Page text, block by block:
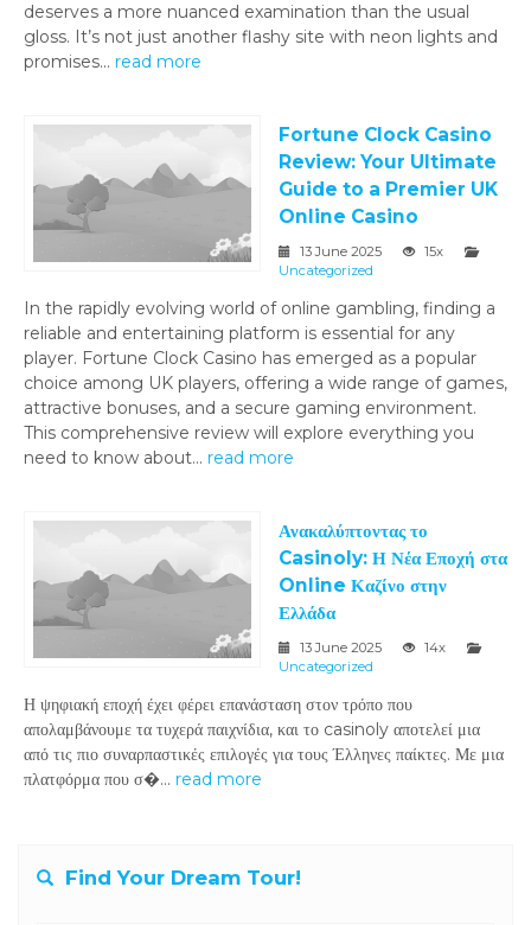
deserves a more nuanced examination than the usual
gloss. It’s not just another flashy site with neon lights and
promises... read more
Fortune Clock Casino
Review: Your Ultimate
Guide to a Premier UK
Online Casino
13 June 2025
15x
Uncategorized
In the rapidly evolving world of online gambling, finding a
reliable and entertaining platform is essential for any
player. Fortune Clock Casino has emerged as a popular
choice among UK players, offering a wide range of games,
attractive bonuses, and a secure gaming environment.
This comprehensive review will explore everything you
need to know about... read more
Ανακαλύπτοντας το
Casinoly: Η Νέα Εποχή στα
Online Καζίνο στην
Ελλάδα
13 June 2025
14x
Uncategorized
Η ψηφιακή εποχή έχει φέρει επανάσταση στον τρόπο που
απολαμβάνουμε τα τυχερά παιχνίδια, και το casinoly αποτελεί μια
από τις πιο συναρπαστικές επιλογές για τους Έλληνες παίκτες. Με μια
πλατφόρμα που σ�... read more
Find Your Dream Tour!